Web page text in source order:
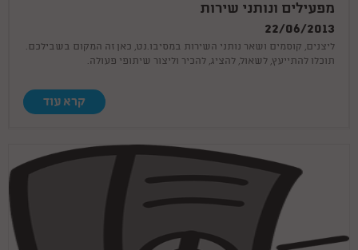
מפעילים ונותני שירות
22/06/2013
ליצנים, קוסמים ושאר נותני השירות במסיבו.נט, כאן זה המקום בשבילכם.
תוכלו להתייעץ, לשאול, להציג, להכיר וליצור שיתופי פעולה.
קרא עוד
29.03.26
We celebrated during the war and needed to adjust the party! Thank you for your
support and flexibility!!! It was so much fun, everyone was able to participate and your
games are fantastic! A pleasure doing a party with you!
יום הולדת
חגגתי לבן שלי יום הולדת 6 הייתה הפעלה מדהימה חוויתית ברמות הבן שלי
תודה רבה טל היה מושלם אתמול הילדים וההורים נהנו אימרי היה מבסוט לחגוג
עם החברים . בהחלט יציאה מהשיגרה לתקופה הזאת קיבלתי רק מחמאות על
היום הולדת. אשלח לך סרטונים יותר מאוחר שאתפנה
קוסם מושלם לגיל 6
קיבלתי המלצה חמה עליכם הכל היה מ-ו-ש-ל-ם! הילדים מאוד נהנו והיו
מרותקים שעתיים שלמות. פוף הקוסם היה מצחיק, סוחף ומאוד מקצועי. תודה
רבה לכם על כל הדגשים והעזרה בארגון יום ההולדת. אנחנו נמליץ עליכם בחום